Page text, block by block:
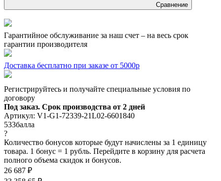
Сравнение
Гарантийное обслуживание за наш счет – на весь срок
гарантии производителя
Доставка бесплатно при заказе от 5000р
Регистрируйтесь и получайте специальные условия по
договору
Под заказ. Срок производства от 2 дней
Артикул: V1-G1-72339-21L02-6601840
533балла
?
Количество бонусов которые будут начислены за 1 единицу
товара. 1 бонус = 1 рубль. Перейдите в корзину для расчета
полного объема скидок и бонусов.
26 687 ₽